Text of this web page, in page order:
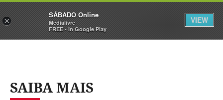
Sábado Assine Iniciar Sessão
SAIBA MAIS
×
SÁBADO Online
Medialivre
FREE - In Google Play
VIEW